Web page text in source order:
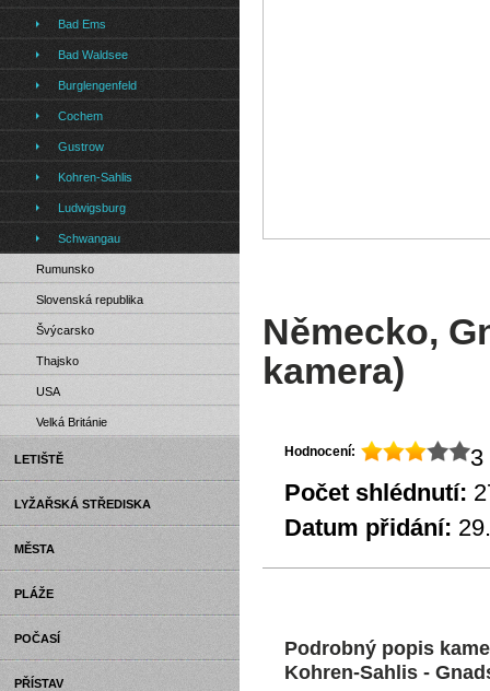
Německo,
kamera)
Hodnocení:
3
Počet shlédnutí:
Datum přidání:
Podrobný popis
Kohren-Sahlis -
Bad Ems
Bad Waldsee
Burglengenfeld
Cochem
Gustrow
Kohren-Sahlis
Ludwigsburg
Schwangau
Rumunsko
Slovenská republika
Švýcarsko
Thajsko
USA
Velká Británie
LETIŠTĚ
LYŽAŘSKÁ STŘEDISKA
MĚSTA
PLÁŽE
POČASÍ
PŘÍSTAV